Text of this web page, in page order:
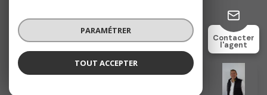
Christophe CATOIS
Contacter
l'agent
© 2026 | Tous droits réservés
Réalisé par
PARAMÉTRER
TOUT ACCEPTER